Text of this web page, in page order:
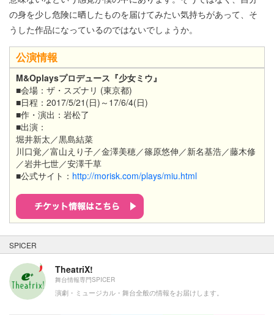
の身を少し危険に晒したものを届けてみたい気持ちがあって、そ
うした作品になっているのではないでしょうか。
公演情報
M&Oplaysプロデュース『少女ミウ』
■会場：ザ・スズナリ (東京都)
■日程：2017/5/21(日)～17/6/4(日)
■作・演出：岩松了
■出演：
堀井新太／黒島結菜
川口覚／富山えり子／金澤美穂／篠原悠伸／新名基浩／藤木修
／岩井七世／安澤千草
■公式サイト： http://morisk.com/plays/miu.html
SPICER
TheatriX!
舞台情報専門SPICER
演劇・ミュージカル・舞台全般の情報をお届けします。